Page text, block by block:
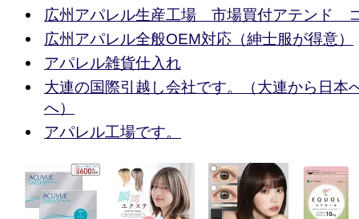
広州アパレル生産工場 市場買付アテンド
広州アパレル全般OEM対応（紳士服が得意）
アパレル雑貨仕入れ
大連の国際引越し会社です。（大連から日本
へ）
アパレル工場です。